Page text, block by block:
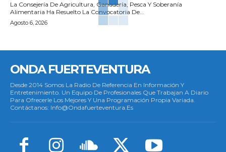
La Consejería De Agricultura, Ganadería, Pesca Y Soberanía
Alimentaria Ha Resuelto La Convocatoria De...
Agosto 6, 2026
ONDA FUERTEVENTURA
Desde 2014 Somos La Radio De Referencia En Información Y
Entretenimiento. Un Equipo De Profesionales Que Trabajan A Diario
Para Ofrecerle Los Mejores Y Una Programación Propia Variada.
Contáctanos: Info@ondafuerteventura.es